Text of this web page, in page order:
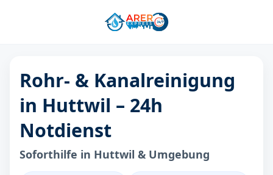
Rohr- & Kanalreinigung
in Huttwil – 24h
Notdienst
Soforthilfe in Huttwil & Umgebung